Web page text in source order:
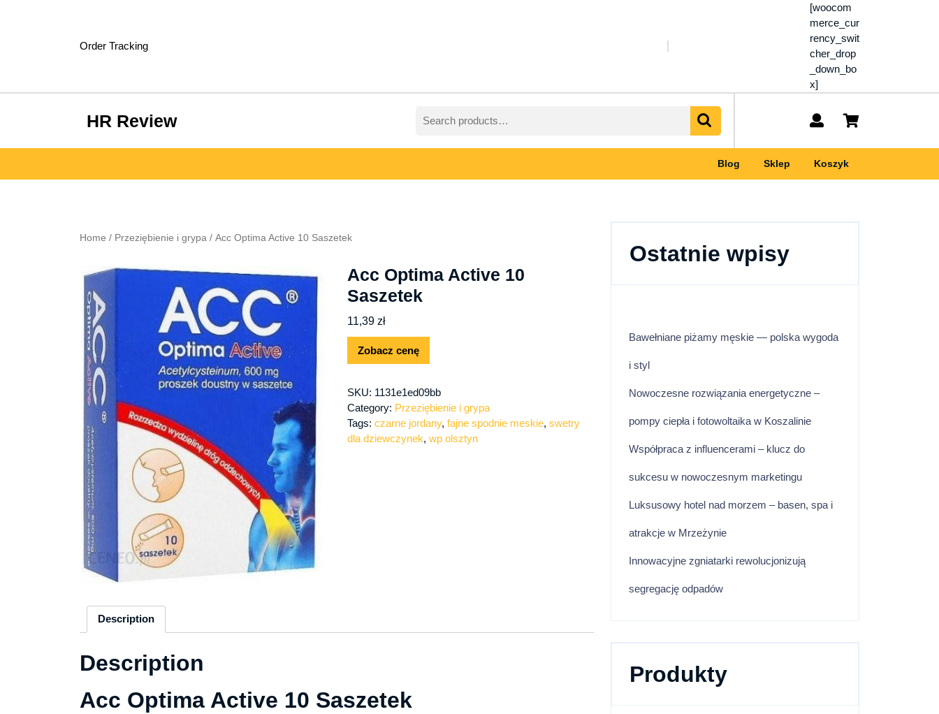
Order Tracking
[woocom
merce_cur
rency_swit
cher_drop
_down_bo
x]
HR Review
for:
My
Blog Sklep Koszyk
Home / Przeziębienie i grypa / Acc Optima Active 10 Saszetek
Acc Optima Active 10
Saszetek
11,39 zł
Zobacz cenę
SKU: 1131e1ed09bb
Category: Przeziębienie i grypa
Tags: czarne jordany, fajne spodnie meskie, swetry
dla dziewczynek, wp olsztyn
Description
Description
Acc Optima Active 10 Saszetek
Ostatnie wpisy
Bawełniane piżamy męskie — polska wygoda
i styl
Nowoczesne rozwiązania energetyczne –
pompy ciepła i fotowoltaika w Koszalinie
Współpraca z influencerami – klucz do
sukcesu w nowoczesnym marketingu
Luksusowy hotel nad morzem – basen, spa i
atrakcje w Mrzeżynie
Innowacyjne zgniatarki rewolucjonizują
segregację odpadów
Produkty